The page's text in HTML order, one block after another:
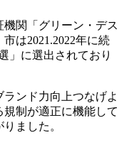
関「グリーン・デス
は2021.2022年に続
」に選出されており
ンド力向上つなげよ
制が適正に機能して
ました。